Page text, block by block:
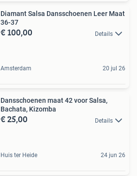
Diamant Salsa Dansschoenen Leer Maat
36-37
€ 100,00 Details
Amsterdam 20 jul 26
Dansschoenen maat 42 voor Salsa,
Bachata, Kizomba
€ 25,00 Details
Huis ter Heide 24 jun 26